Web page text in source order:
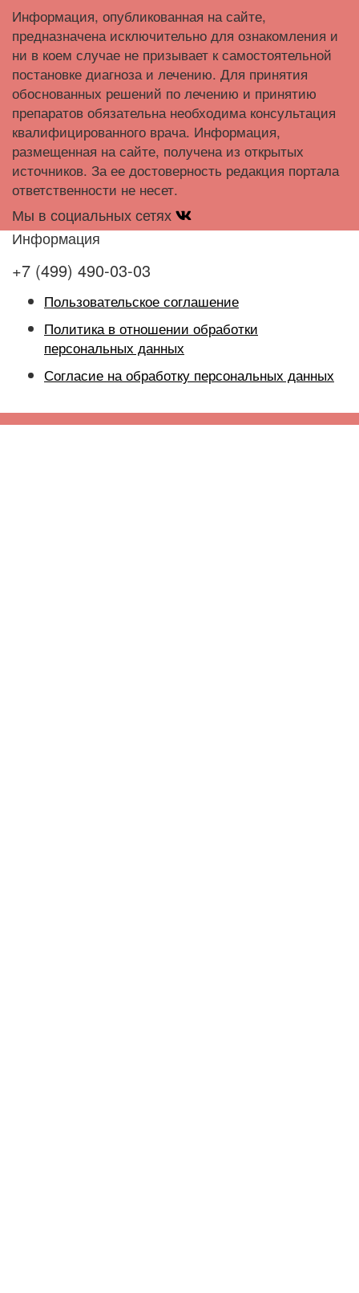
Информация, опубликованная на сайте,
предназначена исключительно для ознакомления и
ни в коем случае не призывает к самостоятельной
постановке диагноза и лечению. Для принятия
обоснованных решений по лечению и принятию
препаратов обязательна необходима консультация
квалифицированного врача. Информация,
размещенная на сайте, получена из открытых
источников. За ее достоверность редакция портала
ответственности не несет.
Мы в социальных сетях
Информация
+7 (499) 490-03-03
Пользовательское соглашение
Политика в отношении обработки
персональных данных
Согласие на обработку персональных данных